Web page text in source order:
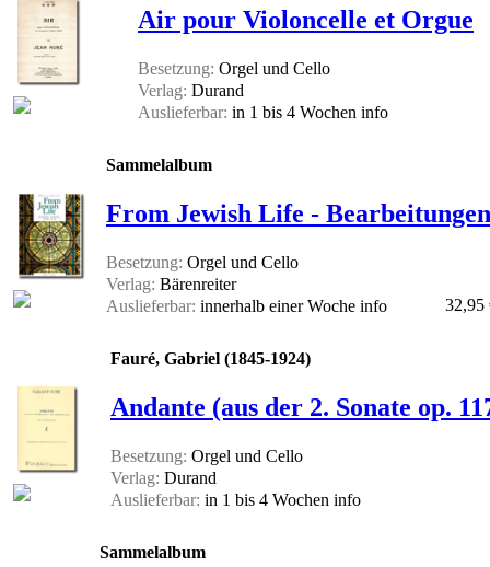
Air pour Violoncelle et Orgue
Besetzung: Orgel und Cello
Verlag: Durand
Auslieferbar: in 1 bis 4 Wochen info
Sammelalbum
From Jewish Life -
Besetzung: Orgel und Cello
Verlag: Bärenreiter
Auslieferbar: innerhalb einer Woche info 32,95
Fauré, Gabriel (1845-1924)
Andante (aus der 2. Sonate op.
Besetzung: Orgel und Cello
Verlag: Durand
Auslieferbar: in 1 bis 4 Wochen info
Sammelalbum